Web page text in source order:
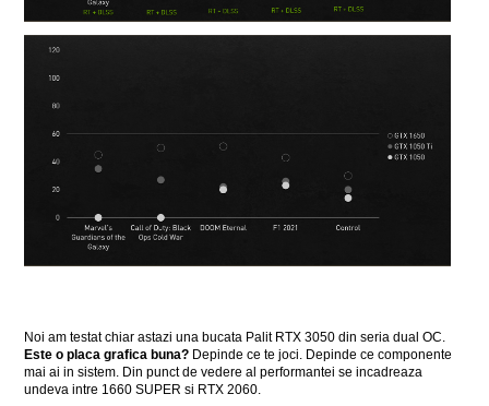
Noi am testat chiar astazi una bucata Palit RTX 3050 din seria dual OC.
Este o placa grafica buna? Depinde ce te joci. Depinde ce componente
mai ai in sistem. Din punct de vedere al performantei se incadreaza
undeva intre 1660 SUPER si RTX 2060.